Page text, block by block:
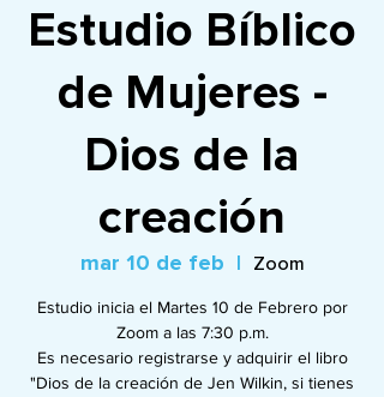
Estudio Bíblico
de Mujeres -
Dios de la
creación
mar 10 de feb
  |
Zoom
Estudio inicia el Martes 10 de Febrero por
Zoom a las 7:30 p.m.
Es necesario registrarse y adquirir el libro
"Dios de la creación de Jen Wilkin, si tienes